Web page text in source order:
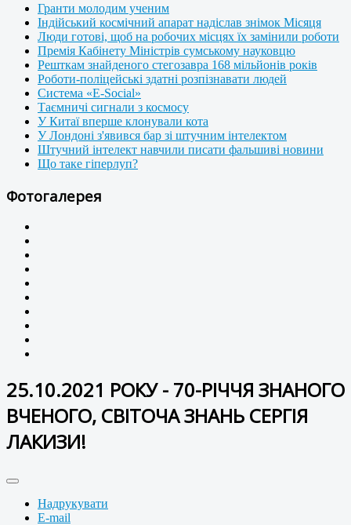
Гранти молодим ученим
Індійський космічний апарат надіслав знімок Місяця
Люди готові, щоб на робочих місцях їх замінили роботи
Премія Кабінету Міністрів сумському науковцю
Решткам знайденого стегозавра 168 мільйонів років
Роботи-поліцейські здатні розпізнавати людей
Система «E-Social»
Таємничі сигнали з космосу
У Китаї вперше клонували кота
У Лондоні з'явився бар зі штучним інтелектом
Штучний інтелект навчили писати фальшиві новини
Що таке гіперлуп?
Фотогалерея
25.10.2021 РОКУ - 70-РІЧЧЯ ЗНАНОГО
ВЧЕНОГО, СВІТОЧА ЗНАНЬ СЕРГІЯ
ЛАКИЗИ!
Надрукувати
E-mail